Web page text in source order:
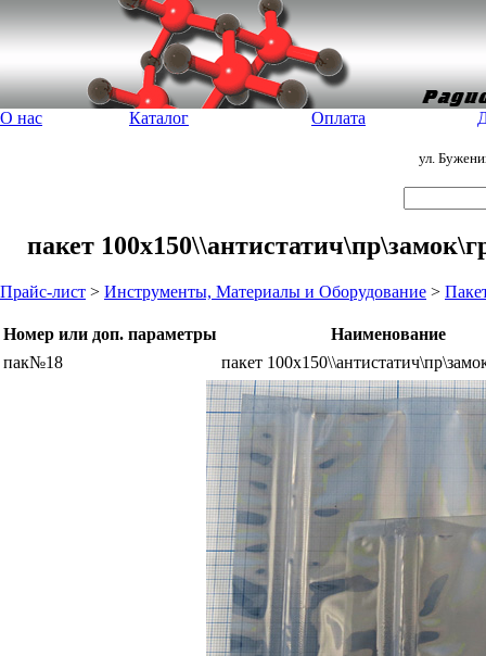
О нас Каталог Оплата
ул.
пакет
Прайс-лист > Инструменты, Материалы и Оборудование >
Номер или доп. параметры
Наименование
пак№18
пакет